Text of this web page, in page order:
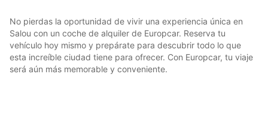
No pierdas la oportunidad de vivir una experiencia única en
Salou con un coche de alquiler de Europcar. Reserva tu
vehículo hoy mismo y prepárate para descubrir todo lo que
esta increíble ciudad tiene para ofrecer. Con Europcar, tu viaje
será aún más memorable y conveniente.